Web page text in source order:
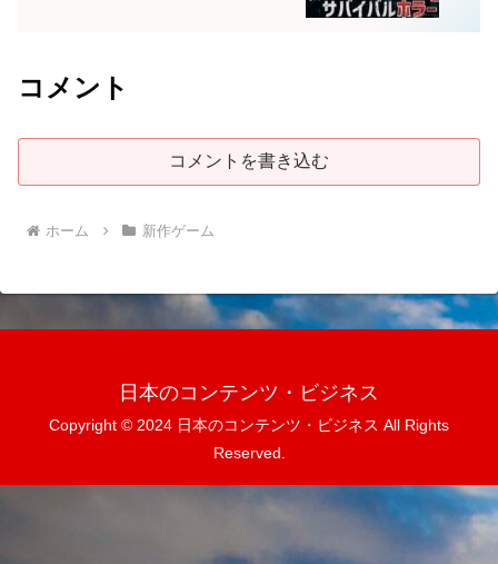
コメント
コメントを書き込む
ホーム 新作ゲーム
日本のコンテンツ・ビジネス
Copyright © 2024 日本のコンテンツ・ビジネス All Rights
Reserved.